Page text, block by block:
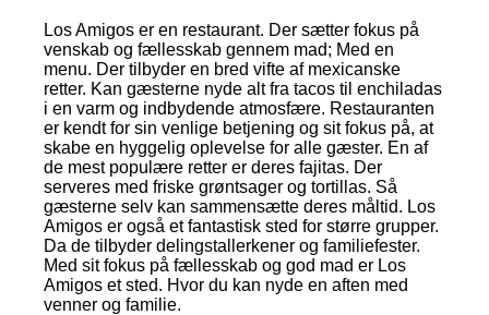
Los Amigos er en restaurant. Der sætter fokus på
venskab og fællesskab gennem mad; Med en
menu. Der tilbyder en bred vifte af mexicanske
retter. Kan gæsterne nyde alt fra tacos til enchiladas
i en varm og indbydende atmosfære. Restauranten
er kendt for sin venlige betjening og sit fokus på, at
skabe en hyggelig oplevelse for alle gæster. En af
de mest populære retter er deres fajitas. Der
serveres med friske grøntsager og tortillas. Så
gæsterne selv kan sammensætte deres måltid. Los
Amigos er også et fantastisk sted for større grupper.
Da de tilbyder delingstallerkener og familiefester.
Med sit fokus på fællesskab og god mad er Los
Amigos et sted. Hvor du kan nyde en aften med
venner og familie.